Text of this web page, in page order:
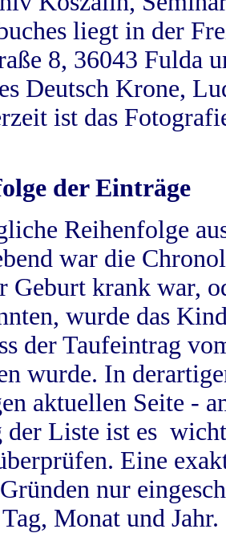
liegt in der
8, 36043 Fulda
Deutsch Krone,
ist das
der Einträge
Reihenfolge
war die
Geburt krank war,
wurde das
der Taufeintrag
wurde. In
aktuellen Seite -
der Liste ist es
Eine
nur
Monat und Jahr.